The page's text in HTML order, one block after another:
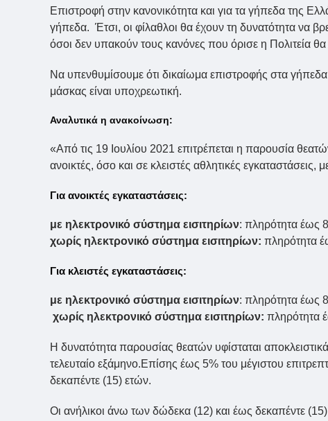
Επιστροφή στην κανονικότητα και για τα γήπεδα της
γήπεδα. Έτσι, οι φίλαθλοι θα έχουν τη δυνατότητα να
όσοι δεν υπακούν τους κανόνες που όρισε η Πολιτεία θα
Να υπενθυμίσουμε ότι δικαίωμα επιστροφής στα
μάσκας είναι υποχρεωτική.
Αναλυτικά η ανακοίνωση:
«Από τις 19 Ιουλίου 2021 επιτρέπεται η παρουσία
ανοικτές, όσο και σε κλειστές αθλητικές εγκαταστάσεις,
Για ανοικτές εγκαταστάσεις:
με ηλεκτρονικό σύστημα εισιτηρίων: πληρότητα έως
χωρίς ηλεκτρονικό σύστημα εισιτηρίων: πληρότητα
Για κλειστές εγκαταστάσεις:
με ηλεκτρονικό σύστημα εισιτηρίων: πληρότητα έως
χωρίς ηλεκτρονικό σύστημα εισιτηρίων: πληρότητα
Η δυνατότητα παρουσίας θεατών υφίσταται
τελευταίο εξάμηνο.Επίσης έως 5% του μέγιστου
δεκαπέντε (15) ετών.
Οι ανήλικοι άνω των δώδεκα (12) και έως δεκαπέντε